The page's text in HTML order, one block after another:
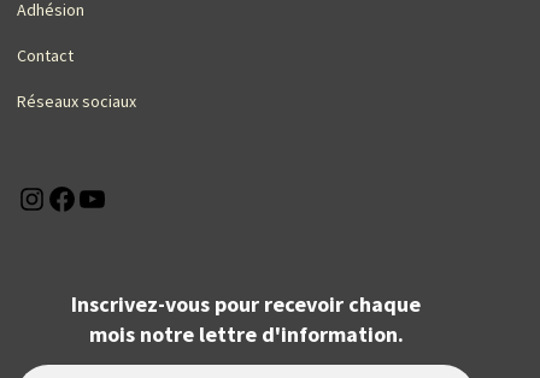
Adhésion
Contact
Réseaux sociaux
Instagram
Facebook
Inscrivez-vous pour recevoir chaque
mois notre lettre d'information.